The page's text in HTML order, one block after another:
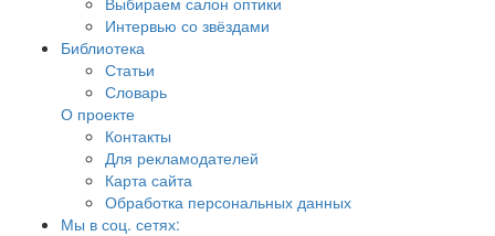
Интервью со звёздами
Библиотека
Статьи
Словарь
О проекте
Контакты
Для рекламодателей
Карта сайта
Обработка персональных данных
Мы в соц. сетях: